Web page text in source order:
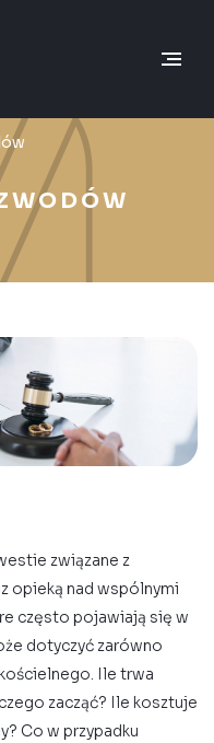
związane z
opieką nad wspólnymi
często pojawiają się w
dotyczyć zarówno
Ile trwa
zacząć? Ile kosztuje
Co w przypadku